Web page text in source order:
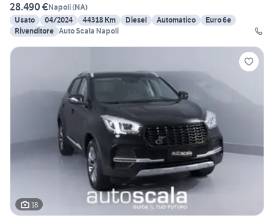
28.490 €Napoli(NA)
Usato
04/2024 44318 Km Diesel Automatico
Euro 6e
Rivenditore Auto Scala Napoli
18